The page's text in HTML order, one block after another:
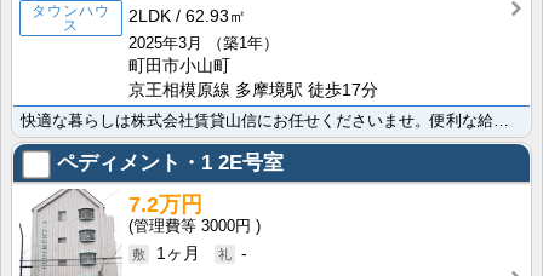
タウンハウ
ス
2LDK
62.93㎡
2025年3月
（築1年）
町田市小山町
京王相模原線 多摩境駅 徒歩17分
快適な暮らしは株式会社賃貸山信にお任せくださいませ。便利な給湯を備えた素敵な物件です。ガスコンロ設置･･･
ペディメント・1 2E号室
7.2万円
3000円
1ヶ月
-